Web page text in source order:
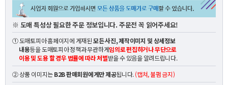
※ 도매 특성상 필요한 주문 정보입니다. 주문전 꼭 읽어주세요!
① 도매토피아 홈페이지에 게재된모든 사진, 제작이미지 및 상세정보
내용등을 도매토피아 정책과 무관하게임의로 편집하거나 무단으로
이용 및 도용 할 경우 법률에 따라 처벌받을 수 있음을 알려드립니다.
② 상품 이미지는B2B 판매회원에게만 제공됩니다.(캡쳐, 불펌 금지)